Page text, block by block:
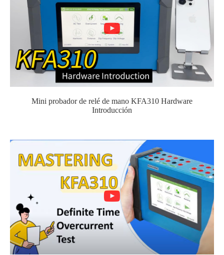
Mini probador de relé de mano KFA310 Hardware
Introducción